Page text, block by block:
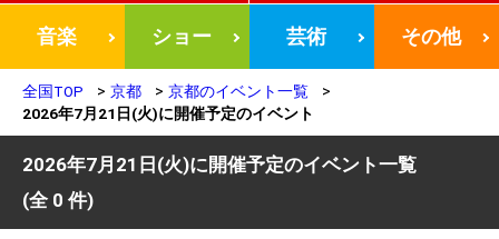
音楽 ショー 芸術 その他
全国TOP 京都
京都のイベント一覧
2026年7月21日(火)に開催予定のイベント
2026年7月21日(火)に開催予定のイベント一覧
(全 0 件)